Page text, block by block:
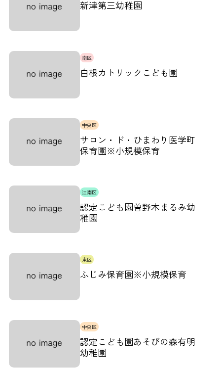
新津第三幼稚園
南区
白根カトリックこども園
中央区
サロン・ド・ひまわり医学町
保育園※小規模保育
江南区
認定こども園曽野木まるみ幼
稚園
東区
ふじみ保育園※小規模保育
中央区
認定こども園あそびの森有明
幼稚園